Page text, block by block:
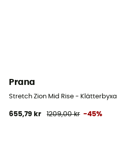
Prana
Stretch Zion Mid Rise -
655,79 kr 1209,00 kr -45%